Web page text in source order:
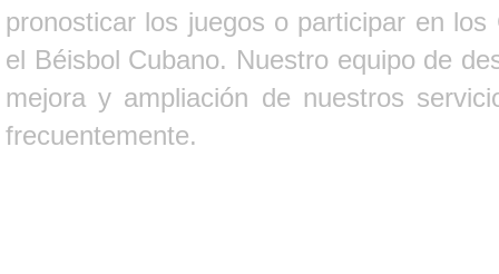
pronosticar los juegos o participar en
el Béisbol Cubano. Nuestro equipo de
mejora y ampliación de nuestros
frecuentemente.